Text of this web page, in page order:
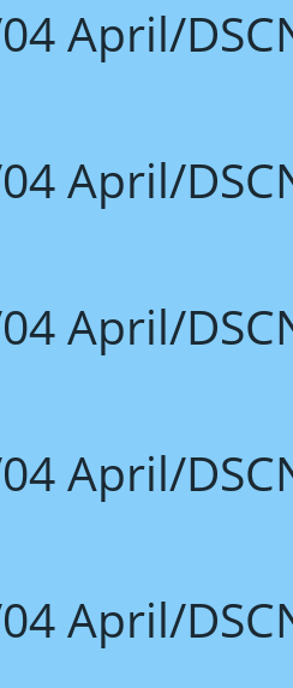
April/
April/
April/
April/
April/